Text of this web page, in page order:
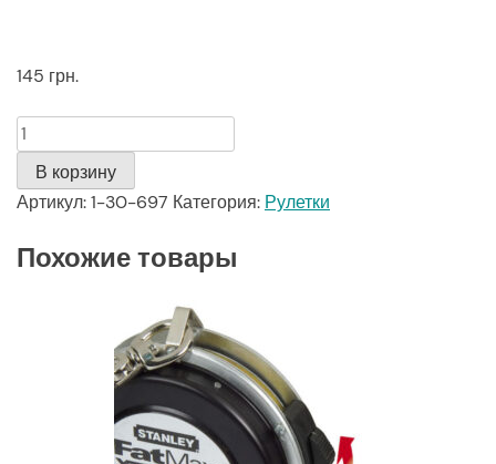
145 грн.
Количество
В корзину
Артикул:1-30-697 Категория: Рулетки
Похожие товары